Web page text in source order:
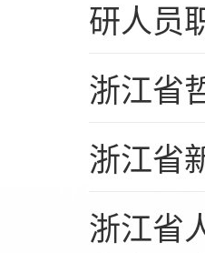
研人员
浙江省
浙江省
浙江省